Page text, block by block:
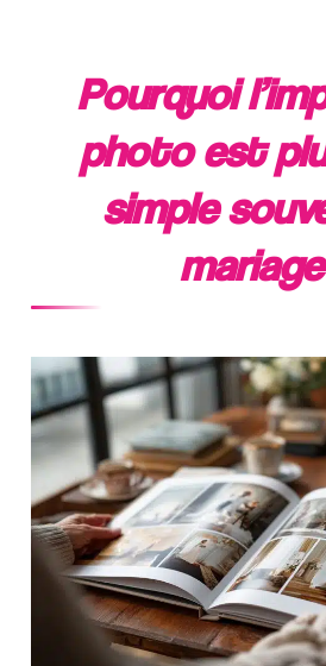
Pourquoi
photo est
simple